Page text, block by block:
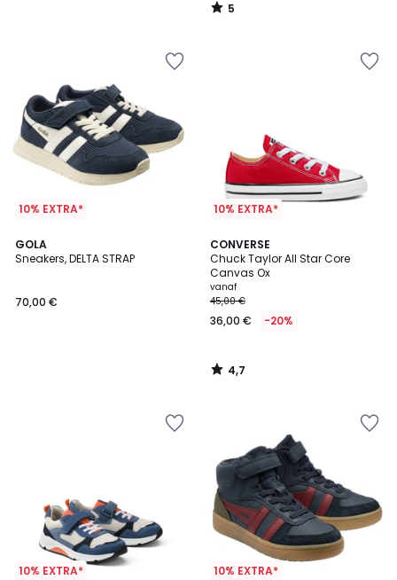
5
/
10% EXTRA*
GOLA
Sneakers, DELTA STRAP
70,00 €
10% EXTRA*
CONVERSE
Chuck Taylor All Star Core
Canvas Ox
vanaf
45,00 €
36,00 € -20%
4,7
/ 5
4,7
/
10% EXTRA* 10% EXTRA*